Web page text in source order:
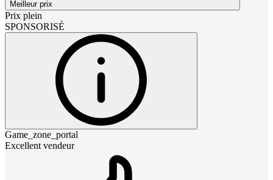
Meilleur prix
Prix plein
SPONSORISÉ
Game_zone_portal
Excellent vendeur